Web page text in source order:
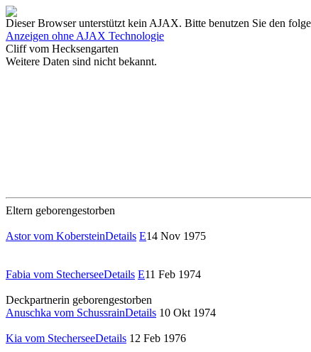
Dieser Browser unterstützt kein AJAX. Bitte benutzen Sie den
Anzeigen ohne AJAX Technologie
Cliff vom Hecksengarten
Weitere Daten sind nicht bekannt.
Eltern geborengestorben
Astor vom KobersteinDetails E14 Nov 1975
Fabia vom StecherseeDetails E11 Feb 1974
Deckpartnerin geborengestorben
Anuschka vom SchussrainDetails 10 Okt 1974
Kia vom StecherseeDetails 12 Feb 1976